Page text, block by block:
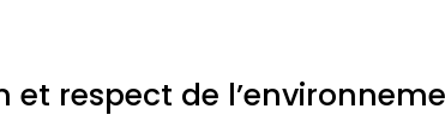
et respect de